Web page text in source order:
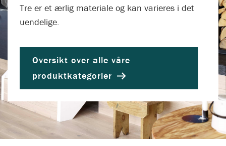
Tre er et ærlig materiale og kan varieres i det
uendelige.
Oversikt over alle våre
produktkategorier